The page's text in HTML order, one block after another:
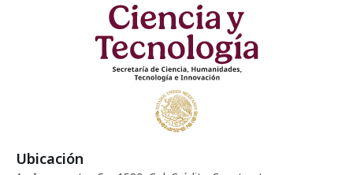
s
Ubicación